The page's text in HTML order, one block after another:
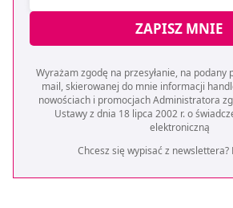
ZAPISZ MNIE
Wyrażam zgodę na przesyłanie, na podany
mail, skierowanej do mnie informacji
nowościach i promocjach Administratora
Ustawy z dnia 18 lipca 2002 r. o
elektroniczną
Chcesz się wypisać z newslettera?